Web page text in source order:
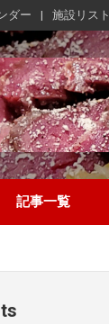
ダー 施設リスト
記事一覧